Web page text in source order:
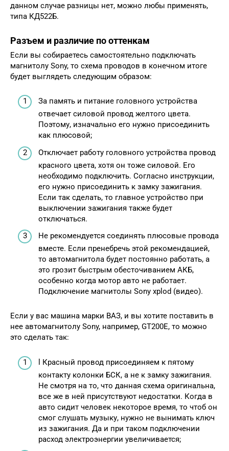
данном случае разницы нет, можно любы применять,
типа КД522Б.
Разъем и различие по оттенкам
Если вы собираетесь самостоятельно подключать
магнитолу Sony, то схема проводов в конечном итоге
будет выглядеть следующим образом:
За память и питание головного устройства
отвечает силовой провод желтого цвета.
Поэтому, изначально его нужно присоединить
как плюсовой;
Отключает работу головного устройства провод
красного цвета, хотя он тоже силовой. Его
необходимо подключить. Согласно инструкции,
его нужно присоединить к замку зажигания.
Если так сделать, то главное устройство при
выключении зажигания также будет
отключаться.
Не рекомендуется соединять плюсовые провода
вместе. Если пренебречь этой рекомендацией,
то автомагнитола будет постоянно работать, а
это грозит быстрым обесточиванием АКБ,
особенно когда мотор авто не работает.
Подключение магнитолы Sony xplod (видео).
Если у вас машина марки ВАЗ, и вы хотите поставить в
нее автомагнитолу Sony, например, GT200E, то можно
это сделать так:
l Красный провод присоединяем к пятому
контакту колонки БСК, а не к замку зажигания.
Не смотря на то, что данная схема оригинальна,
все же в ней присутствуют недостатки. Когда в
авто сидит человек некоторое время, то чтоб он
смог слушать музыку, нужно не вынимать ключ
из зажигания. Да и при таком подключении
расход электроэнергии увеличивается;